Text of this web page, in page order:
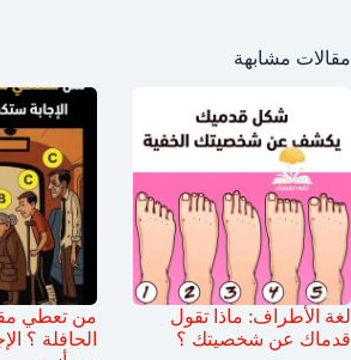
مقالات مشابهة
لغة الأطراف: ماذا تقول
قدماك عن شخصيتك ؟
من تعطي
الحافلة ؟